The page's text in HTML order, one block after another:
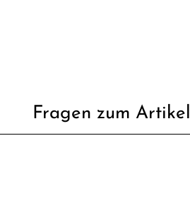
Fragen zum Artikel